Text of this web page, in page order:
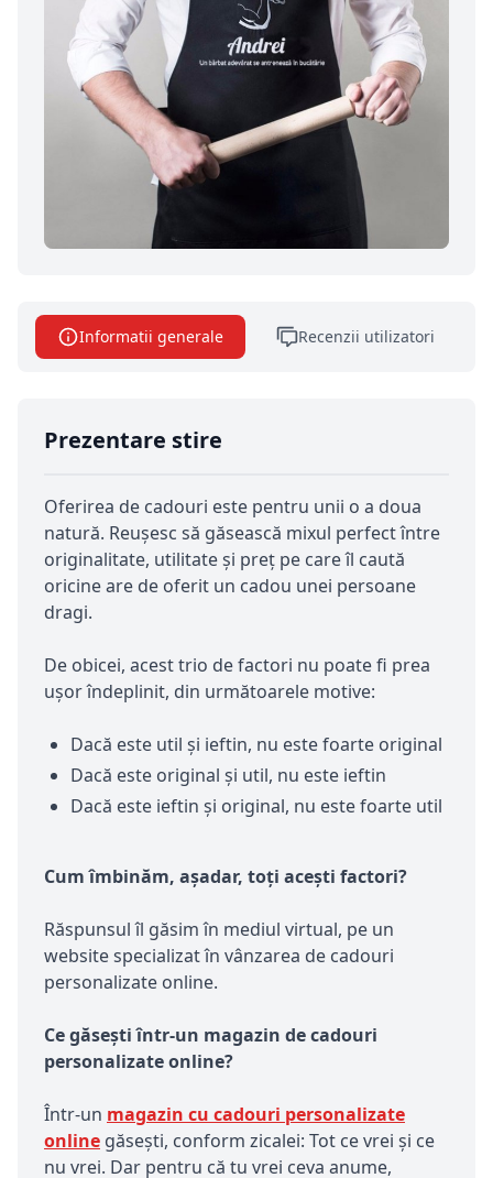
Informatii generale Recenzii utilizatori
Prezentare stire
Oferirea de cadouri este pentru unii o a doua
natură. Reușesc să găsească mixul perfect între
originalitate, utilitate și preț pe care îl caută
oricine are de oferit un cadou unei persoane
dragi.
De obicei, acest trio de factori nu poate fi prea
ușor îndeplinit, din următoarele motive:
Dacă este util și ieftin, nu este foarte original
Dacă este original și util, nu este ieftin
Dacă este ieftin și original, nu este foarte util
Cum îmbinăm, așadar, toți acești factori?
Răspunsul îl găsim în mediul virtual, pe un
website specializat în vânzarea de cadouri
personalizate online.
Ce găsești într-un magazin de cadouri
personalizate online?
Într-un magazin cu cadouri personalizate
online găsești, conform zicalei: Tot ce vrei și ce
nu vrei. Dar pentru că tu vrei ceva anume,